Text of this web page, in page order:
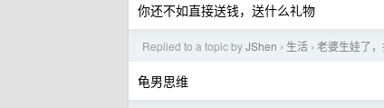
你还不如直接送钱，送什么礼物
Replied to a topic byJShen › 生活 › 老婆生娃了
龟男思维